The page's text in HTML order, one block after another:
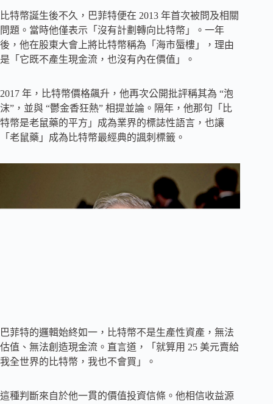
比特幣誕生後不久，巴菲特便在 2013 年首次被問及相關
問題。當時他僅表示「沒有計劃轉向比特幣」。一年
後，他在股東大會上將比特幣稱為「海市蜃樓」，理由
是「它既不產生現金流，也沒有內在價值」。
2017 年，比特幣價格飆升，他再次公開批評稱其為 “泡
沫”，並與 “鬱金香狂熱” 相提並論。隔年，他那句「比
特幣是老鼠藥的平方」成為業界的標誌性語言，也讓
「老鼠藥」成為比特幣最經典的諷刺標籤。
巴菲特的邏輯始終如一，比特幣不是生產性資產，無法
估值、無法創造現金流。直言道，「就算用 25 美元賣給
我全世界的比特幣，我也不會買」。
這種判斷來自於他一貫的價值投資信條。他相信收益源